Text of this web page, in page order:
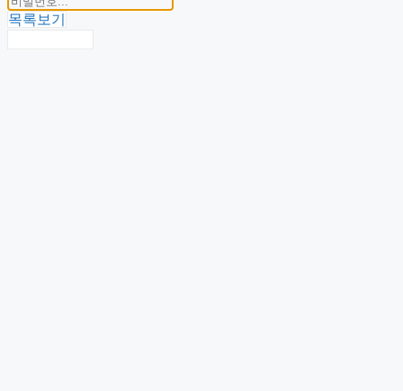
목록보기